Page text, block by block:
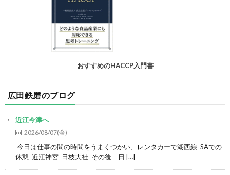
おすすめのHACCP入門書
広田鉄磨のブログ
近江今津へ
2026/08/07(金)
今日は仕事の間の時間をうまくつかい、レンタカーで湖西線 SAでの
休憩 近江神宮 日枝大社 その後 日 […]